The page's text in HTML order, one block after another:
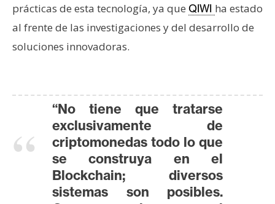
prácticas de esta tecnología, ya que QIWI ha estado
al frente de las investigaciones y del desarrollo de
soluciones innovadoras.
“No tiene que tratarse
exclusivamente de
criptomonedas todo lo que
se construya en el
Blockchain; diversos
sistemas son posibles.